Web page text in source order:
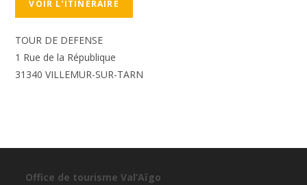
VOIR L’ITINÉRAIRE
TOUR DE DEFENSE
1 Rue de la République
31340 VILLEMUR-SUR-TARN
Office de tourisme Val’Aïgo